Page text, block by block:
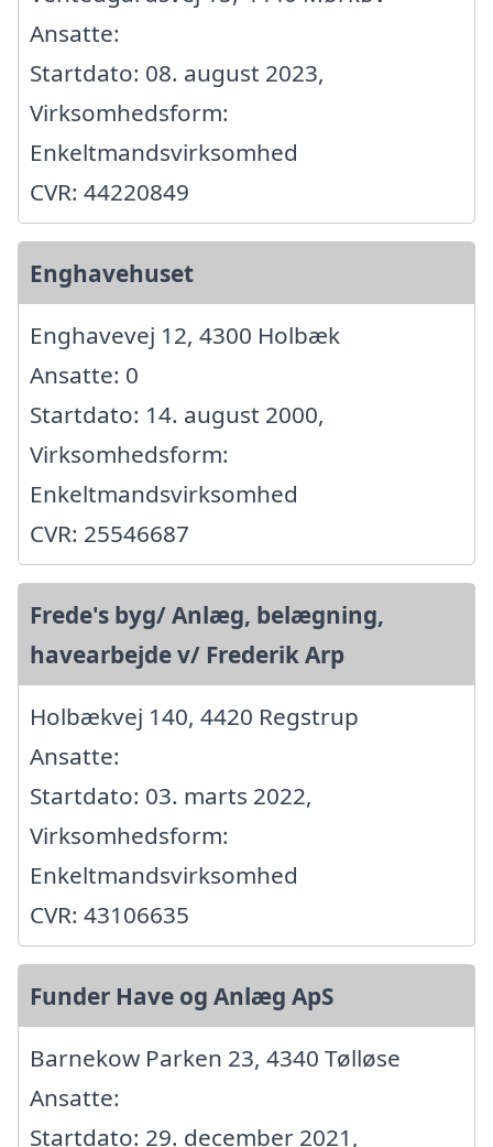
Ansatte:
Startdato: 08. august 2023,
Virksomhedsform:
Enkeltmandsvirksomhed
CVR: 44220849
Enghavehuset
Enghavevej 12, 4300 Holbæk
Ansatte: 0
Startdato: 14. august 2000,
Virksomhedsform:
Enkeltmandsvirksomhed
CVR: 25546687
Frede's byg/ Anlæg, belægning,
havearbejde v/ Frederik Arp
Holbækvej 140, 4420 Regstrup
Ansatte:
Startdato: 03. marts 2022,
Virksomhedsform:
Enkeltmandsvirksomhed
CVR: 43106635
Funder Have og Anlæg ApS
Barnekow Parken 23, 4340 Tølløse
Ansatte:
Startdato: 29. december 2021,